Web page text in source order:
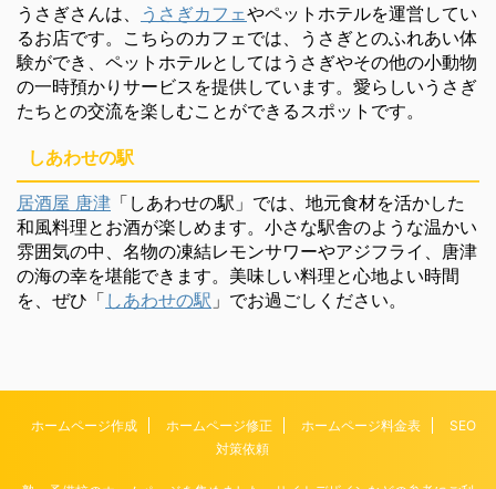
うさぎさんは、 うさぎカフェやペットホテルを運営してい
るお店です。こちらのカフェでは、うさぎとのふれあい体
験ができ、ペットホテルとしてはうさぎやその他の小動物
の一時預かりサービスを提供しています。愛らしいうさぎ
たちとの交流を楽しむことができるスポットです。
しあわせの駅
居酒屋 唐津 「しあわせの駅」では、地元食材を活かした
和風料理とお酒が楽しめます。小さな駅舎のような温かい
雰囲気の中、名物の凍結レモンサワーやアジフライ、唐津
の海の幸を堪能できます。美味しい料理と心地よい時間
を、ぜひ「 しあわせの駅 」でお過ごしください。
ホームページ作成 ホームページ修正 ホームページ料金表
SEO
対策依頼